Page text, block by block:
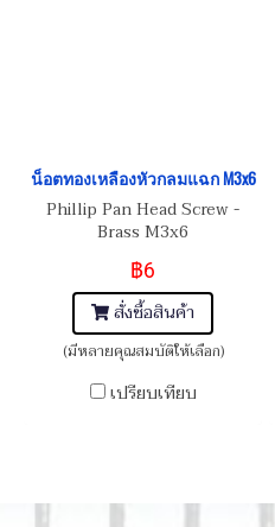
น็อตทองเหลืองหัวกลมแฉก M3x6
Phillip Pan Head Screw -
Brass M3x6
฿6
สั่งซื้อสินค้า
(มีหลายคุณสมบัติให้เลือก)
เปรียบเทียบ